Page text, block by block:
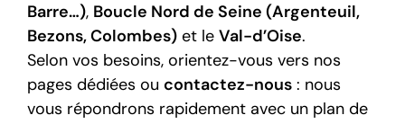
Barre…), Boucle Nord de Seine (Argenteuil,
Bezons, Colombes) et le Val-d’Oise.
Selon vos besoins, orientez-vous vers nos
pages dédiées ou contactez-nous : nous
vous répondrons rapidement avec un plan de